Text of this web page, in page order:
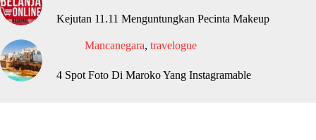
Kejutan 11.11 Menguntungkan Pecinta Makeup
Mancanegara, travelogue
4 Spot Foto Di Maroko Yang Instagramable